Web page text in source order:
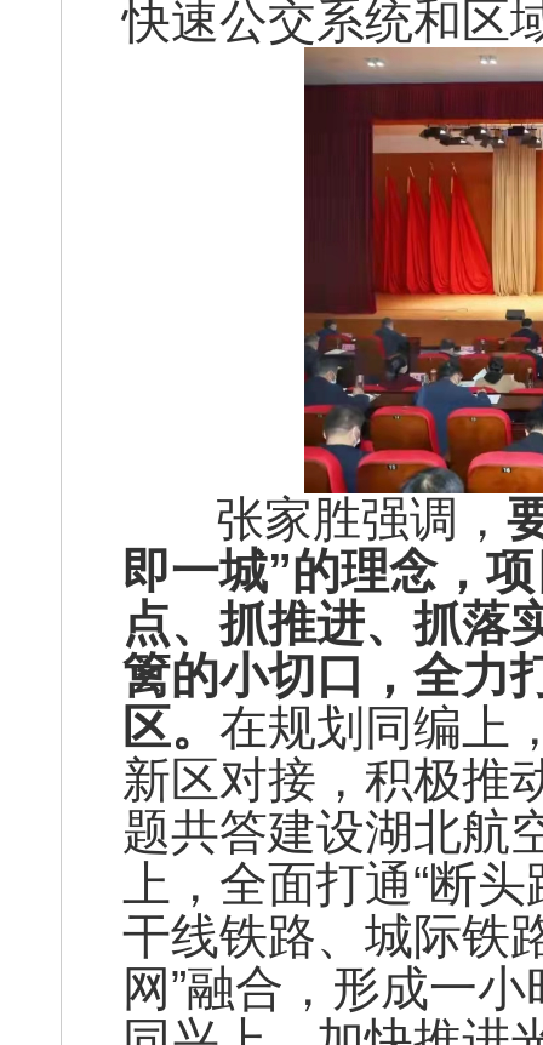
快速公交系统和区
张家胜强调，
即一城”的理念，
点、抓推进、抓落
篱的小切口，全力
区。 在规划同编上
新区对接，积极推
题共答建设湖北航
上，全面打通“断
干线铁路、城际铁
网”融合，形成一